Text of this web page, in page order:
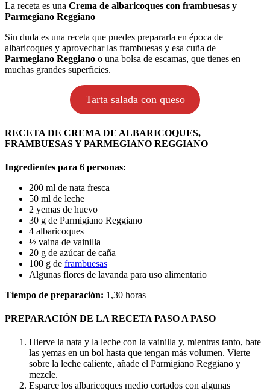
La receta es una Crema de albaricoques con frambuesas y
Parmegiano Reggiano
Sin duda es una receta que puedes prepararla en época de
albaricoques y aprovechar las frambuesas y esa cuña de
Parmegiano Reggiano o una bolsa de escamas, que tienes en
muchas grandes superficies.
Tarta salada con queso
RECETA DE CREMA DE ALBARICOQUES,
FRAMBUESAS Y PARMEGIANO REGGIANO
Ingredientes para 6 personas:
200 ml de nata fresca
50 ml de leche
2 yemas de huevo
30 g de Parmigiano Reggiano
4 albaricoques
½ vaina de vainilla
20 g de azúcar de caña
100 g de frambuesas
Algunas flores de lavanda para uso alimentario
Tiempo de preparación: 1,30 horas
PREPARACIÓN DE LA RECETA PASO A PASO
Hierve la nata y la leche con la vainilla y, mientras tanto, bate
las yemas en un bol hasta que tengan más volumen. Vierte
sobre la leche caliente, añade el Parmigiano Reggiano y
mezcle.
Esparce los albaricoques medio cortados con algunas